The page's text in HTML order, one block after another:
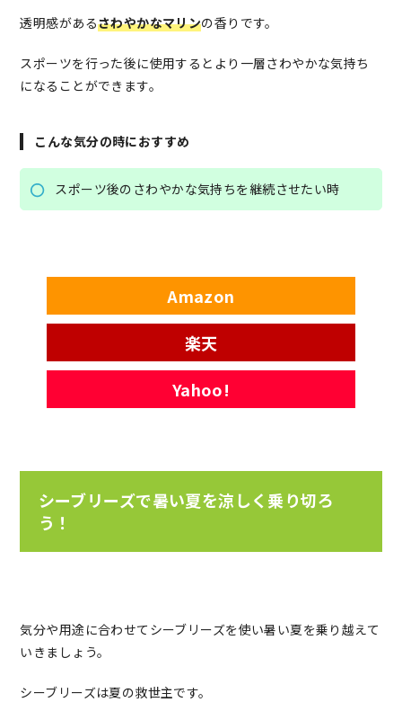
透明感があるさわやかなマリンの香りです。
スポーツを行った後に使用するとより一層さわやかな気持ち
になることができます。
こんな気分の時におすすめ
スポーツ後のさわやかな気持ちを継続させたい時
Amazon
楽天
Yahoo!
シーブリーズで暑い夏を涼しく乗り切ろ
う！
気分や用途に合わせてシーブリーズを使い暑い夏を乗り越えて
いきましょう。
シーブリーズは夏の救世主です。